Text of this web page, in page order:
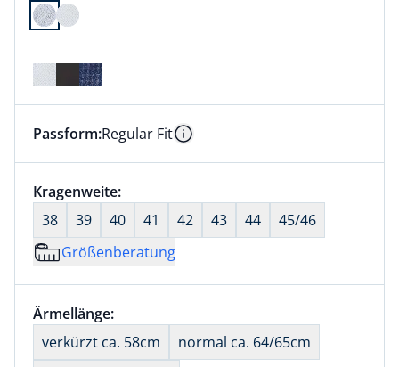
Farbe Blumen Druck ausgewählt
Dieser Artikel hat die Passform Regular Fit. für
Passform:Regular Fit Information
Größenauswahl:
Kragenweite:nichts ausgewählt
38
39 40 41 42 43 44
45/46
Größenberatung
Größenauswahl:
Ärmellänge:nichts ausgewählt
verkürzt ca. 58cm
normal ca. 64/65cm